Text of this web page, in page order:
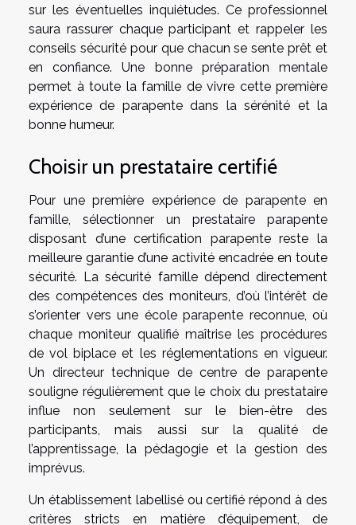
sur les éventuelles inquiétudes. Ce professionnel
saura rassurer chaque participant et rappeler les
conseils sécurité pour que chacun se sente prêt et
en confiance. Une bonne préparation mentale
permet à toute la famille de vivre cette première
expérience de parapente dans la sérénité et la
bonne humeur.
Choisir un prestataire certifié
Pour une première expérience de parapente en
famille, sélectionner un prestataire parapente
disposant d’une certification parapente reste la
meilleure garantie d’une activité encadrée en toute
sécurité. La sécurité famille dépend directement
des compétences des moniteurs, d’où l’intérêt de
s’orienter vers une école parapente reconnue, où
chaque moniteur qualifié maîtrise les procédures
de vol biplace et les réglementations en vigueur.
Un directeur technique de centre de parapente
souligne régulièrement que le choix du prestataire
influe non seulement sur le bien-être des
participants, mais aussi sur la qualité de
l’apprentissage, la pédagogie et la gestion des
imprévus.
Un établissement labellisé ou certifié répond à des
critères stricts en matière d’équipement, de